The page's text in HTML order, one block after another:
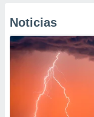
Noticias